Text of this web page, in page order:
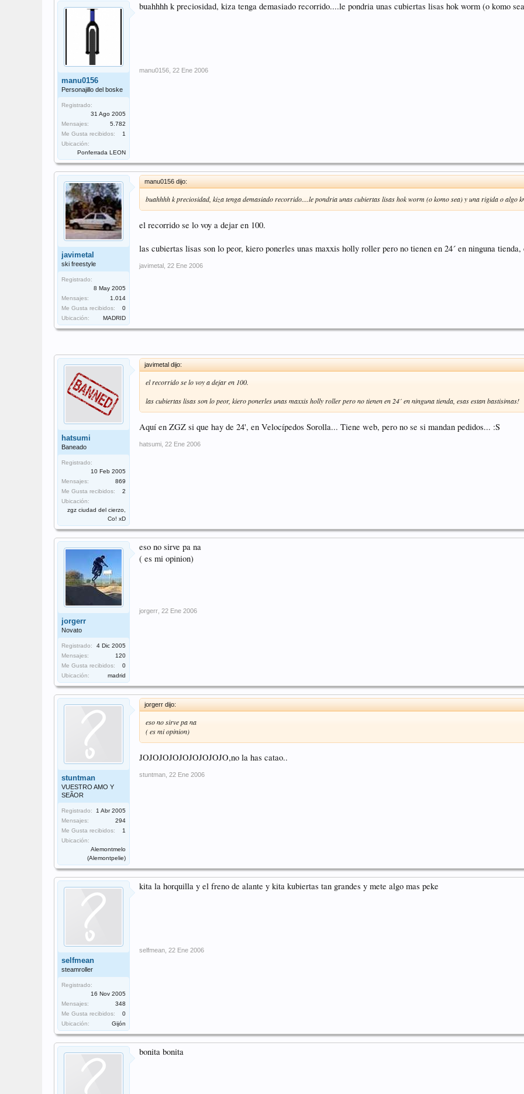
manu0156
Personajillo del boske
Registrado:
31 Ago 2005
Mensajes:
5.782
Me Gusta recibidos:
1
Ubicación:
Ponferrada LEON
buahhhh k preciosidad, kiza tenga demasiado recorrido....le pondria unas cubiertas lisas hok worm (o komo
manu0156 22 Ene 2006
javimetal
ski freestyle
Registrado:
8 May 2005
Mensajes:
1.014
Me Gusta recibidos:
0
Ubicación:
MADRID
manu0156 dijo:
buahhhh k preciosidad, kiza tenga demasiado recorrido....le pondria unas cubiertas lisas hok worm (o komo sea) y una rigida o algo
el recorrido se lo voy a dejar en 100.
las cubiertas lisas son lo peor, kiero ponerles unas maxxis holly roller pero no tienen en 24´ en ninguna tienda,
javimetal 22 Ene 2006
hatsumi
Baneado
Registrado:
10 Feb 2005
Mensajes:
869
Me Gusta recibidos:
2
Ubicación:
zgz ciudad del cierzo,
Co! xD
javimetal dijo:
el recorrido se lo voy a dejar en 100.
las cubiertas lisas son lo peor, kiero ponerles unas maxxis holly roller pero no tienen en 24´ en ninguna tienda, esas estan bastisimas!
Aquí en ZGZ si que hay de 24', en Velocípedos Sorolla... Tiene web, pero no se si mandan pedidos... :S
hatsumi 22 Ene 2006
jorgerr
Novato
Registrado:
4 Dic 2005
Mensajes:
120
Me Gusta recibidos:
0
Ubicación:
madrid
eso no sirve pa na
( es mi opinion)
jorgerr 22 Ene 2006
stuntman
VUESTRO AMO Y
SEÃOR
Registrado:
1 Abr 2005
Mensajes:
294
Me Gusta recibidos:
1
Ubicación:
Alemontmelo
(Alemontpelie)
jorgerr dijo:
eso no sirve pa na
( es mi opinion)
JOJOJOJOJOJOJOJOJO,no la has catao..
stuntman 22 Ene 2006
selfmean
steamroller
Registrado:
16 Nov 2005
Mensajes:
348
Me Gusta recibidos:
0
Ubicación:
Gijón
kita la horquilla y el freno de alante y kita kubiertas tan grandes y mete algo mas peke
selfmean 22 Ene 2006
bonita bonita